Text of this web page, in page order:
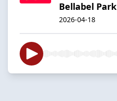
Bellabel Park
2026-04-18